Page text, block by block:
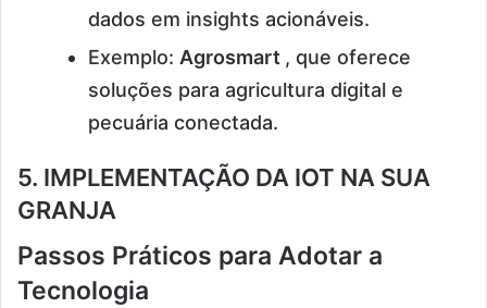
dados em insights acionáveis.
Exemplo: Agrosmart , que oferece
soluções para agricultura digital e
pecuária conectada.
5. IMPLEMENTAÇÃO DA IOT NA SUA
GRANJA
Passos Práticos para Adotar a
Tecnologia